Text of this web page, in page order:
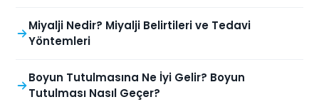
Miyalji Nedir? Miyalji Belirtileri ve Tedavi
Yöntemleri
Boyun Tutulmasına Ne İyi Gelir? Boyun
Tutulması Nasıl Geçer?